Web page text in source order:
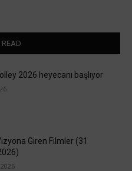
2026 heyecanı başlıyor
Giren Filmler (31